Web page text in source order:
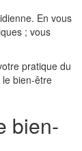
En vous
; vous
pratique du
le bien-être
bien-